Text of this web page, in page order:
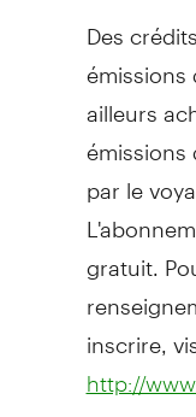
Des
ailleurs
par le
gratuit.
inscrire,
http://